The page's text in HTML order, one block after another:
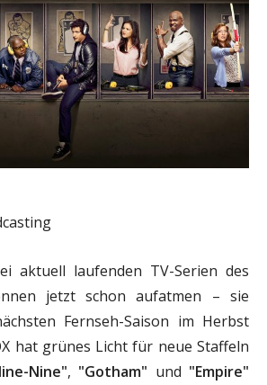
aktuell laufenden TV-Serien des
jetzt schon aufatmen – sie
Fernseh-Saison im Herbst
hat grünes Licht für neue Staffeln
Nine", "Gotham" und "Empire"